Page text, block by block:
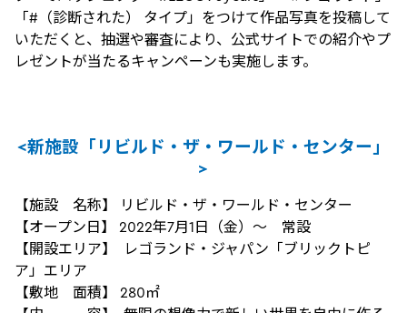
「#（診断された） タイプ」をつけて作品写真を投稿して
いただくと、抽選や審査により、公式サイトでの紹介やプ
レゼントが当たるキャンペーンも実施します。
<新施設「リビルド・ザ・ワールド・センター」
>
【施設 名称】 リビルド・ザ・ワールド・センター
【オープン日】 2022年7月1日（金）～ 常設
【開設エリア】 レゴランド・ジャパン「ブリックトピ
ア」エリア
【敷地 面積】 280㎡